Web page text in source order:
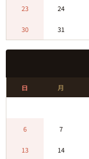
23 24
30 31
日 月
6 7
13 14